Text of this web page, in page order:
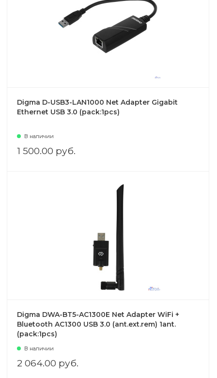
Digma D-USB3-LAN1000 Net Adapter Gigabit
Ethernet USB 3.0 (pack:1pcs)
В наличии
1 500.00 руб.
Digma DWA-BT5-AC1300E Net Adapter WiFi +
Bluetooth AC1300 USB 3.0 (ant.ext.rem) 1ant.
(pack:1pcs)
В наличии
2 064.00 руб.